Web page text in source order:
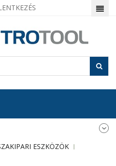
ESZKÖZÖK